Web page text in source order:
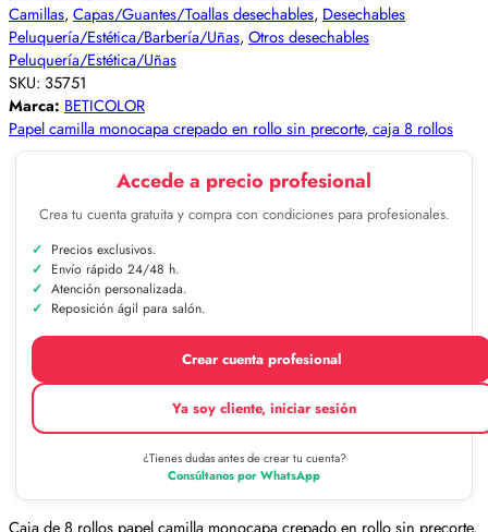
Camillas, Capas/Guantes/Toallas desechables, Desechables
Peluquería/Estética/Barbería/Uñas, Otros desechables
Peluquería/Estética/Uñas
SKU: 35751
Marca: BETICOLOR
Papel camilla monocapa crepado en rollo sin precorte, caja 8 rollos
Accede a precio profesional
Crea tu cuenta gratuita y compra con condiciones para profesionales.
Precios exclusivos.
Envío rápido 24/48 h.
Atención personalizada.
Reposición ágil para salón.
Crear cuenta profesional
Ya soy cliente, iniciar sesión
¿Tienes dudas antes de crear tu cuenta?
Consúltanos por WhatsApp